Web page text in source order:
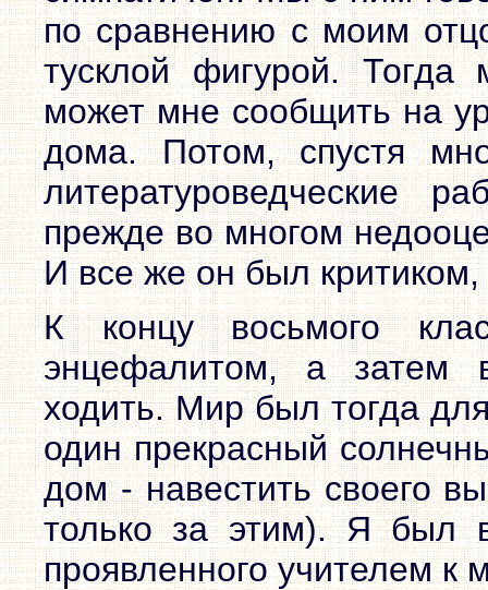
по сравнению с моим
тусклой фигурой.
может мне сообщить на
дома. Потом, спустя
литературоведческие
прежде во многом
И все же он был
К концу восьмого
энцефалитом, а затем
ходить. Мир был тогда
один прекрасный
дом - навестить своего
только за этим). Я был
проявленного учителем к